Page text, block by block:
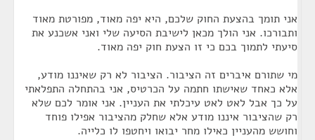
אני תומך בהצעת החוק שלכם, היא יפה מאוד, מפורטת מאוד
ותבורכו. אני הולך מכאן לישיבת הסיעה שלי ואני אשכנע את
סיעתי לתמוך בכם כי זו הצעת חוק יפה מאוד.
מי שתורם איברים זה הציבור. הציבור לא רק שאיננו מודע,
אלא כאחד שאישתו חתמה על הכרטיס, אני בהתחלה התפלאתי
על כך אבל לאט לאט עיכלתי את העניין. אני אומר לכם שלא
רק שהציבור איננו מודע אלא שחלק מהציבור אפילו פוחד
וחושש מהעניין כאילו מחר יבואו ויחטפו לו כלייה.